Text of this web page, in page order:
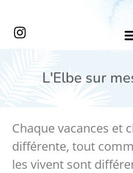
L'Elbe sur
Chaque vacances et
différente, tout
les vivent sont